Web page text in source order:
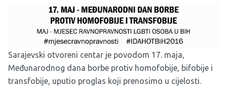
Sarajevski otvoreni centar je povodom 17. maja,
Međunarodnog dana borbe protiv homofobije, bifobije i
transfobije, uputio proglas koji prenosimo u cijelosti.